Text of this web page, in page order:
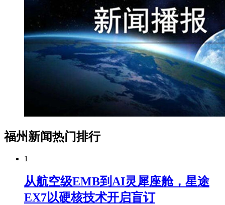
福州新闻热门排行
1
从航空级EMB到AI灵犀座舱，星途
EX7以硬核技术开启盲订